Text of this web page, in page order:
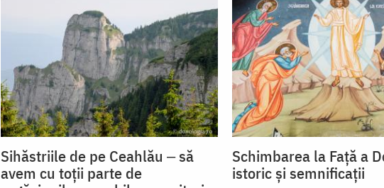
Sihăstriile de pe Ceahlău ‒ să
avem cu toții parte de
Schimbarea la Față a
istoric și semnificații